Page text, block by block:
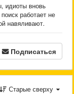
идиоты вновь
работает не
навяливают.
Подписаться
Старые сверху